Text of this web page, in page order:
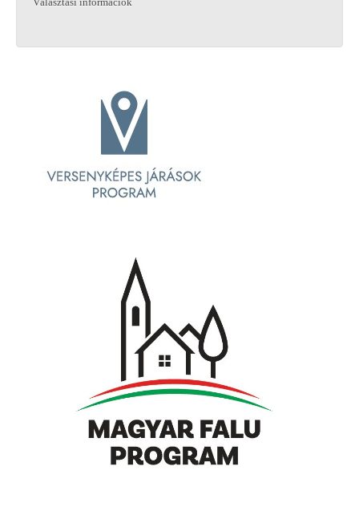
Választási információk